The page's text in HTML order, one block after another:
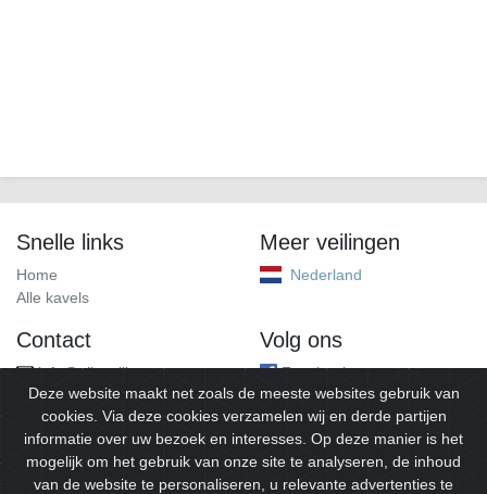
Snelle links
Home
Alle kavels
Meer veilingen
Nederland
Contact
info@alleveilingen.net
Volg ons
Facebook
Deze website maakt net zoals de meeste websites gebruik van
cookies. Via deze cookies verzamelen wij en derde partijen
informatie over uw bezoek en interesses. Op deze manier is het
mogelijk om het gebruik van onze site te analyseren, de inhoud
van de website te personaliseren, u relevante advertenties te